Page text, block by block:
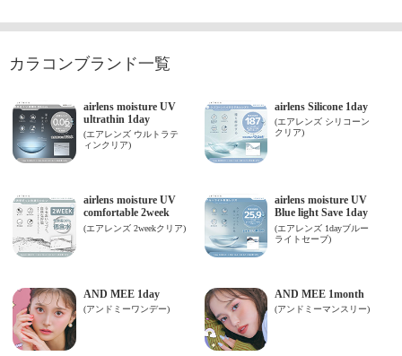
カラコンブランド一覧